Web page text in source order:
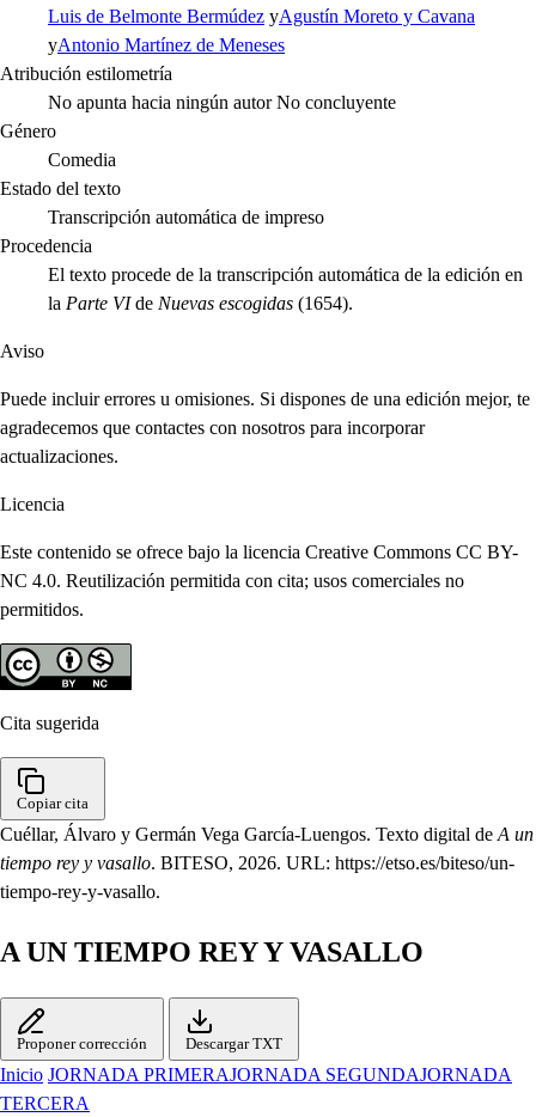
Luis de Belmonte Bermúdez yAgustín Moreto y Cavana
yAntonio Martínez de Meneses
Atribución estilometría
No apunta hacia ningún autor No concluyente
Género
Comedia
Estado del texto
Transcripción automática de impreso
Procedencia
El texto procede de la transcripción automática de la edición en
la Parte VIde Nuevas escogidas (1654).
Aviso
Puede incluir errores u omisiones. Si dispones de una edición mejor, te
agradecemos que contactes con nosotros para incorporar
actualizaciones.
Licencia
Este contenido se ofrece bajo la licencia Creative Commons CC BY-
NC 4.0. Reutilización permitida con cita; usos comerciales no
permitidos.
Cita sugerida
Copiar cita
Cuéllar, Álvaro y Germán Vega García-Luengos. Texto digital de A un
tiempo rey y vasallo. BITESO, 2026. URL: https://etso.es/biteso/un-
tiempo-rey-y-vasallo.
A UN TIEMPO REY Y VASALLO
Proponer corrección Descargar TXT
Inicio JORNADA PRIMERAJORNADA SEGUNDAJORNADA
TERCERA